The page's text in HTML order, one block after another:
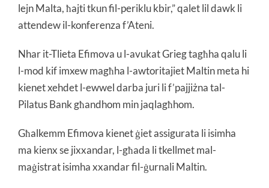
lejn Malta, ħajti tkun fil-periklu kbir,” qalet lil dawk li
attendew il-konferenza f’Ateni.
Nhar it-Tlieta Efimova u l-avukat Grieg tagħha qalu li
l-mod kif imxew magħha l-awtoritajiet Maltin meta hi
kienet xehdet l-ewwel darba juri li f’pajjiżna tal-
Pilatus Bank għandhom min jaqlagħhom.
Għalkemm Efimova kienet ġiet assigurata li isimha
ma kienx se jixxandar, l-għada li tkellmet mal-
maġistrat isimha xxandar fil-ġurnali Maltin.